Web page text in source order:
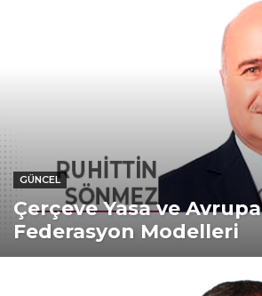
GÜNCEL
Çerçeve Yasa ve Avrupa
Federasyon Modelleri